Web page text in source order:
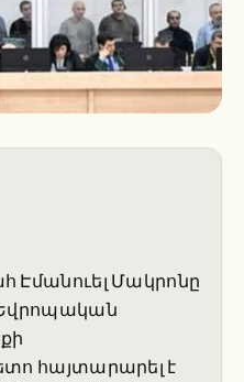
Մակրոնը
հայտարարել է